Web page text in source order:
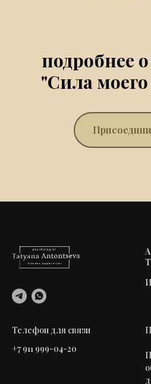
подробнее
"Сила моего
Телефон для связи
+7 911 999-04-20